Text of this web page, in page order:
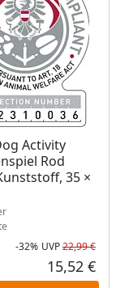
Activity
Rod
35 ×
Lager
-32% UVP22,99 €
15,52 €